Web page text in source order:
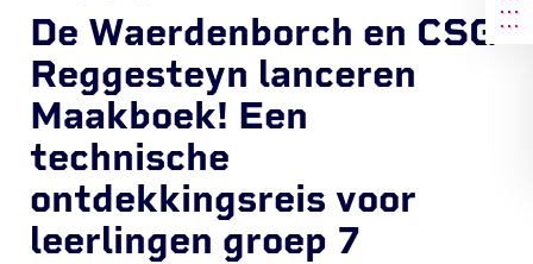
De Waerdenborch en CSG
Reggesteyn lanceren
Maakboek! Een
technische
ontdekkingsreis voor
leerlingen groep 7